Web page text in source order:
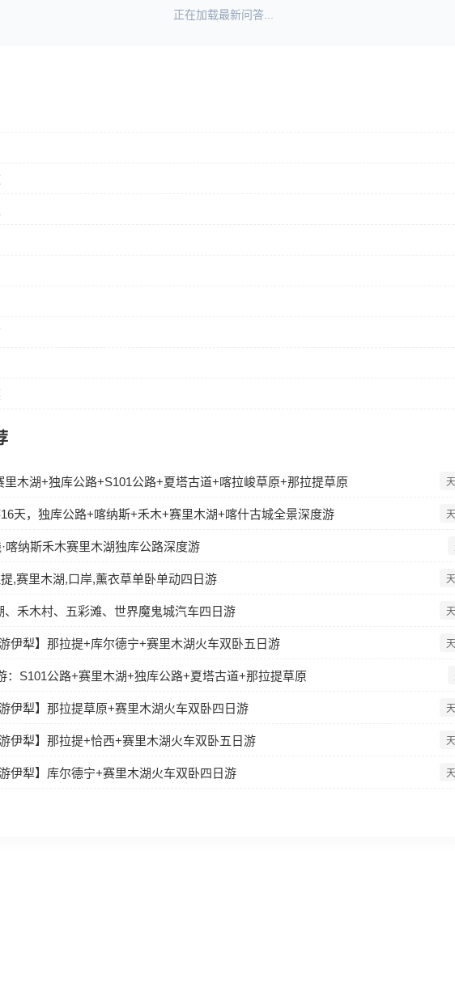
正在加载最新问答...
里木湖+独库公路+S101公路+夏塔古道+喀拉峻草原+那拉提草原
天，独库公路+喀纳斯+禾木+赛里木湖+喀什古城全景深度游
喀纳斯禾木赛里木湖独库公路深度游
提,赛里木湖,口岸,薰衣草单卧单动四日游
、禾木村、五彩滩、世界魔鬼城汽车四日游
伊犁】那拉提+库尔德宁+赛里木湖火车双卧五日游
：S101公路+赛里木湖+独库公路+夏塔古道+那拉提草原
伊犁】那拉提草原+赛里木湖火车双卧四日游
伊犁】那拉提+恰西+赛里木湖火车双卧五日游
伊犁】库尔德宁+赛里木湖火车双卧四日游